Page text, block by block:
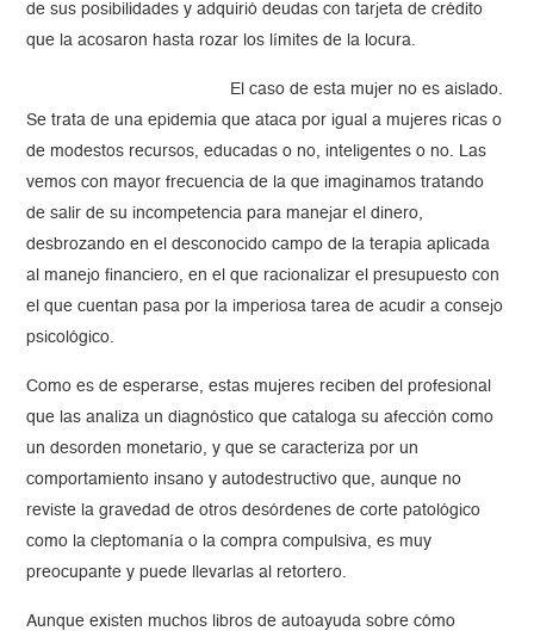
de sus posibilidades y adquirió deudas con tarjeta de crédito
que la acosaron hasta rozar los límites de la locura.
El caso de esta mujer no es aislado.
Se trata de una epidemia que ataca por igual a mujeres ricas o
de modestos recursos, educadas o no, inteligentes o no. Las
vemos con mayor frecuencia de la que imaginamos tratando
de salir de su incompetencia para manejar el dinero,
desbrozando en el desconocido campo de la terapia aplicada
al manejo financiero, en el que racionalizar el presupuesto con
el que cuentan pasa por la imperiosa tarea de acudir a consejo
psicológico.
Como es de esperarse, estas mujeres reciben del profesional
que las analiza un diagnóstico que cataloga su afección como
un desorden monetario, y que se caracteriza por un
comportamiento insano y autodestructivo que, aunque no
reviste la gravedad de otros desórdenes de corte patológico
como la cleptomanía o la compra compulsiva, es muy
preocupante y puede llevarlas al retortero.
Aunque existen muchos libros de autoayuda sobre cómo